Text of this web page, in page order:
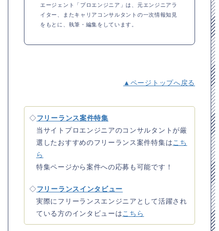
エージェント「プロエンジニア」は、元エンジニアラ
イター、またキャリアコンサルタントの一次情報知見
をもとに、執筆・編集をしています。
▲ページトップへ戻る
◇フリーランス案件特集
当サイトプロエンジニアのコンサルタントが厳
選したおすすめのフリーランス案件特集はこち
ら
特集ページから案件への応募も可能です！
◇フリーランスインタビュー
実際にフリーランスエンジニアとして活躍され
ている方のインタビューはこちら